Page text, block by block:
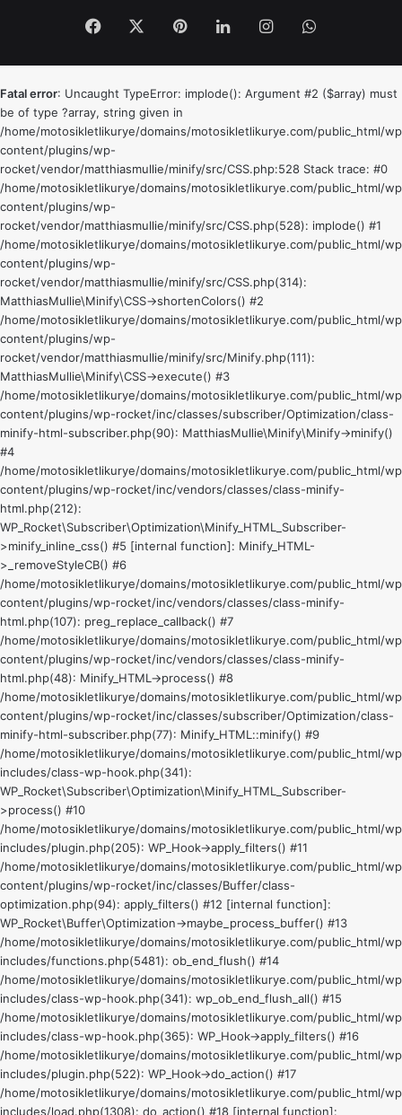
Facebook PinterestLinkedInInstagramWhatsApp
Fatal error: Uncaught TypeError: implode(): Argument #2 ($array) must
be of type ?array, string given in
/home/motosikletlikurye/domains/motosikletlikurye.com/public_html/
content/plugins/wp-
rocket/vendor/matthiasmullie/minify/src/CSS.php:528 Stack trace: #0
/home/motosikletlikurye/domains/motosikletlikurye.com/public_html/
content/plugins/wp-
rocket/vendor/matthiasmullie/minify/src/CSS.php(528): implode() #1
/home/motosikletlikurye/domains/motosikletlikurye.com/public_html/
content/plugins/wp-
rocket/vendor/matthiasmullie/minify/src/CSS.php(314):
MatthiasMullie\Minify\CSS->shortenColors() #2
/home/motosikletlikurye/domains/motosikletlikurye.com/public_html/
content/plugins/wp-
rocket/vendor/matthiasmullie/minify/src/Minify.php(111):
MatthiasMullie\Minify\CSS->execute() #3
/home/motosikletlikurye/domains/motosikletlikurye.com/public_html/
content/plugins/wp-rocket/inc/classes/subscriber/Optimization/class-
minify-html-subscriber.php(90): MatthiasMullie\Minify\Minify->minify()
#4
/home/motosikletlikurye/domains/motosikletlikurye.com/public_html/
content/plugins/wp-rocket/inc/vendors/classes/class-minify-
html.php(212):
WP_Rocket\Subscriber\Optimization\Minify_HTML_Subscriber-
>minify_inline_css() #5 [internal function]: Minify_HTML-
>_removeStyleCB() #6
/home/motosikletlikurye/domains/motosikletlikurye.com/public_html/
content/plugins/wp-rocket/inc/vendors/classes/class-minify-
html.php(107): preg_replace_callback() #7
/home/motosikletlikurye/domains/motosikletlikurye.com/public_html/
content/plugins/wp-rocket/inc/vendors/classes/class-minify-
html.php(48): Minify_HTML->process() #8
/home/motosikletlikurye/domains/motosikletlikurye.com/public_html/
content/plugins/wp-rocket/inc/classes/subscriber/Optimization/class-
minify-html-subscriber.php(77): Minify_HTML::minify() #9
/home/motosikletlikurye/domains/motosikletlikurye.com/public_html/
includes/class-wp-hook.php(341):
WP_Rocket\Subscriber\Optimization\Minify_HTML_Subscriber-
>process() #10
/home/motosikletlikurye/domains/motosikletlikurye.com/public_html/
includes/plugin.php(205): WP_Hook->apply_filters() #11
/home/motosikletlikurye/domains/motosikletlikurye.com/public_html/
content/plugins/wp-rocket/inc/classes/Buffer/class-
optimization.php(94): apply_filters() #12 [internal function]:
WP_Rocket\Buffer\Optimization->maybe_process_buffer() #13
/home/motosikletlikurye/domains/motosikletlikurye.com/public_html/
includes/functions.php(5481): ob_end_flush() #14
/home/motosikletlikurye/domains/motosikletlikurye.com/public_html/
includes/class-wp-hook.php(341): wp_ob_end_flush_all() #15
/home/motosikletlikurye/domains/motosikletlikurye.com/public_html/
includes/class-wp-hook.php(365): WP_Hook->apply_filters() #16
/home/motosikletlikurye/domains/motosikletlikurye.com/public_html/
includes/plugin.php(522): WP_Hook->do_action() #17
/home/motosikletlikurye/domains/motosikletlikurye.com/public_html/
includes/load.php(1308): do_action() #18 [internal function]: